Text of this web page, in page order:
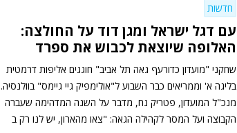
חדשות
עם דגל ישראל ומגן דוד על החולצה:
האלופה שיוצאת לכבוש את ספרד
שחקני "מועדון כדורעף גאה תל אביב" חוגגים אליפות דרמטית
בליגה א' וממריאים כבר השבוע ל"אולימפיק גיי גיימס" בוולנסיה.
מנכ"ל המועדון, פטריק נח, מדבר על השנה המדהימה שעברה
הקבוצה ועל המסר לקהילה הגאה: "צאו מהארון, יש לנו רק ב